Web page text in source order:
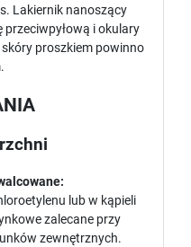
Lakiernik nanoszący
przeciwpyłową i okulary
proszkiem powinno
lub w kąpieli
zalecane przy
zewnętrznych.